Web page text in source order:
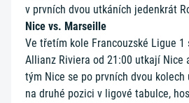
v prvních dvou utkáních jedenkrát
Nice vs. Marseille
Ve třetím kole Francouzské Ligue 1
Allianz Riviera od 21:00 utkají Nice
tým Nice se po prvních dvou
na druhé pozici v ligové tabulce,